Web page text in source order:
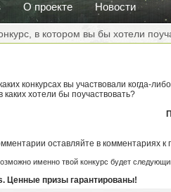
О проекте Новости
в котором вы бы хотели
конкурсах вы участвовали когда-
каких хотели бы поучаствовать?
оставляйте в комментариях к
именно твой конкурс будет
Ценные призы гарантированы!